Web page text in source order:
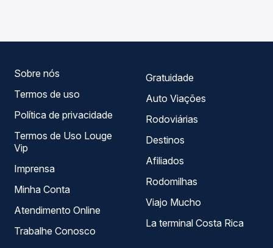
Sobre nós
Termos de uso
Política de privacidade
Termos de Uso Louge
Vip
Imprensa
Minha Conta
Atendimento Online
Trabalhe Conosco
Gratuidade
Auto Viações
Rodoviárias
Destinos
Afiliados
Rodomilhas
Viajo Mucho
La terminal Costa Rica